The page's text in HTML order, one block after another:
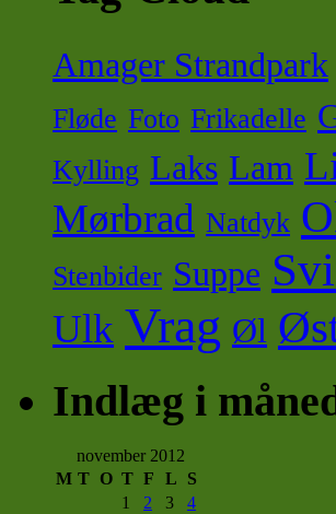
Amager Strandpark
Fløde Foto Frikadelle
Kylling Laks Lam
Mørbrad Natdyk
Stenbider Suppe
Ulk Vrag Øl
Indlæg i
november 2012
M T O T F L S
1 2 3
4